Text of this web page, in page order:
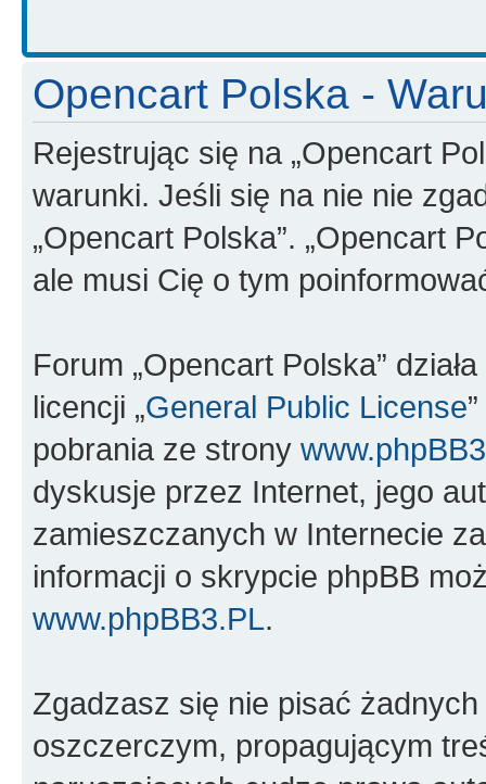
Opencart Polska -
Rejestrując się na „Opencart
warunki. Jeśli się na nie nie
„Opencart Polska”. „Opencart
ale musi Cię o tym
Forum „Opencart Polska”
licencji „General Public License
pobrania ze strony
dyskusje przez Internet, jego
zamieszczanych w Internecie
informacji o skrypcie phpBB
www.phpBB3.PL.
Zgadzasz się nie pisać
oszczerczym, propagującym